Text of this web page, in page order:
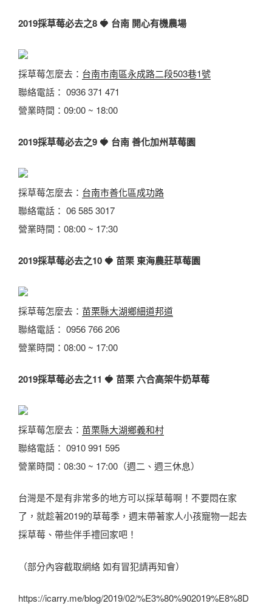
2019採草莓必去之8 🍓 台南 開心有機農場
採草莓怎麼去： 台南市南區永成路二段503巷1號
聯絡電話： 0936 371 471
營業時間：09:00 ~ 18:00
2019採草莓必去之9 🍓 台南 善化加州草莓園
採草莓怎麼去： 台南市善化區成功路
聯絡電話： 06 585 3017
營業時間：08:00 ~ 17:30
2019採草莓必去之10 🍓 苗栗 東海農莊草莓園
採草莓怎麼去： 苗栗縣大湖鄉細道邦道
聯絡電話： 0956 766 206
營業時間：08:00 ~ 17:00
2019採草莓必去之11 🍓 苗栗 六合高架牛奶草莓
採草莓怎麼去： 苗栗縣大湖鄉義和村
聯絡電話： 0910 991 595
營業時間：08:30 ~ 17:00（週二、週三休息）
台灣是不是有非常多的地方可以採草莓啊！不要悶在家
了，就趁著2019的草莓季，週末帶著家人小孩寵物一起去
採草莓、帶些伴手禮回家吧！
（部分內容截取網絡 如有冒犯請再知會）
https://icarry.me/blog/2019/02/%E3%80%902019%E8%8D